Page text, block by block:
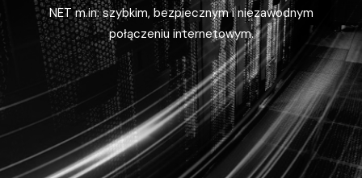
NET m.in: szybkim, bezpiecznym i niezawodnym
połączeniu internetowym.